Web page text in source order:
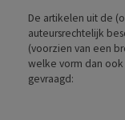
De artikelen uit de
auteursrechtelijk
(voorzien van een
welke vorm dan
gevraagd: